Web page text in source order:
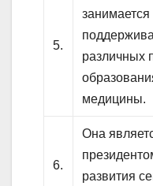
5.
занимается
различных
медицины.
6.
Она
развития